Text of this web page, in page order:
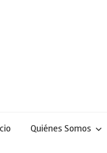
Quiénes Somos